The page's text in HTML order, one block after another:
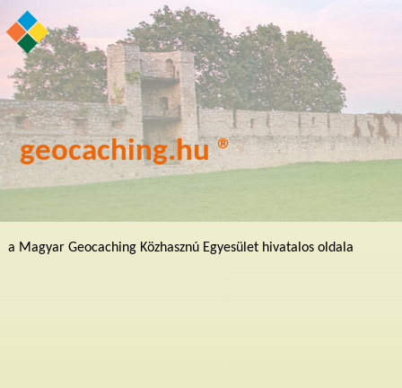
geocaching.hu ®
a Magyar Geocaching Közhasznú Egyesület hivatalos oldala